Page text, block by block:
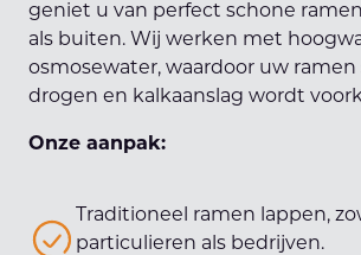
geniet u van perfect schone
als buiten. Wij werken met
osmosewater, waardoor uw
drogen en kalkaanslag wordt
Onze aanpak:
Traditioneel ramen lappen,
particulieren als bedrijven.